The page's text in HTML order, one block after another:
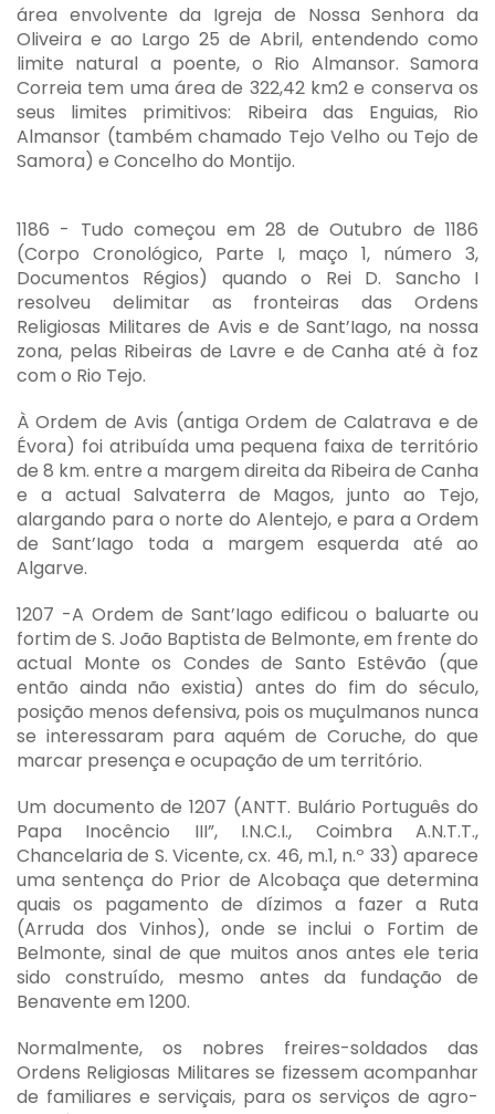
área envolvente da Igreja de Nossa Senhora da
Oliveira e ao Largo 25 de Abril, entendendo como
limite natural a poente, o Rio Almansor. Samora
Correia tem uma área de 322,42 km2 e conserva os
seus limites primitivos: Ribeira das Enguias, Rio
Almansor (também chamado Tejo Velho ou Tejo de
Samora) e Concelho do Montijo.
1186 - Tudo começou em 28 de Outubro de 1186
(Corpo Cronológico, Parte I, maço 1, número 3,
Documentos Régios) quando o Rei D. Sancho I
resolveu delimitar as fronteiras das Ordens
Religiosas Militares de Avis e de Sant’Iago, na nossa
zona, pelas Ribeiras de Lavre e de Canha até à foz
com o Rio Tejo.
À Ordem de Avis (antiga Ordem de Calatrava e de
Évora) foi atribuída uma pequena faixa de território
de 8 km. entre a margem direita da Ribeira de Canha
e a actual Salvaterra de Magos, junto ao Tejo,
alargando para o norte do Alentejo, e para a Ordem
de Sant’Iago toda a margem esquerda até ao
Algarve.
1207 -A Ordem de Sant’Iago edificou o baluarte ou
fortim de S. João Baptista de Belmonte, em frente do
actual Monte os Condes de Santo Estêvão (que
então ainda não existia) antes do fim do século,
posição menos defensiva, pois os muçulmanos nunca
se interessaram para aquém de Coruche, do que
marcar presença e ocupação de um território.
Um documento de 1207 (ANTT. Bulário Português do
Papa Inocêncio III”, I.N.C.I., Coimbra A.N.T.T.,
Chancelaria de S. Vicente, cx. 46, m.1, n.º 33) aparece
uma sentença do Prior de Alcobaça que determina
quais os pagamento de dízimos a fazer a Ruta
(Arruda dos Vinhos), onde se inclui o Fortim de
Belmonte, sinal de que muitos anos antes ele teria
sido construído, mesmo antes da fundação de
Benavente em 1200.
Normalmente, os nobres freires-soldados das
Ordens Religiosas Militares se fizessem acompanhar
de familiares e serviçais, para os serviços de agro-